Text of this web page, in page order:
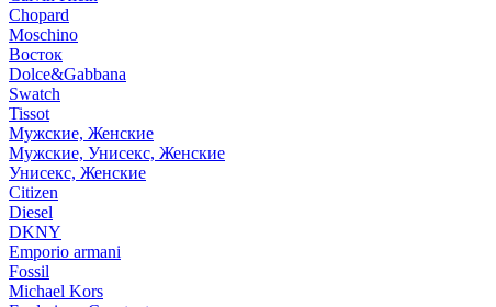
Chopard
Moschino
Восток
Dolce&Gabbana
Swatch
Tissot
Мужские, Женские
Мужские, Унисекс, Женские
Унисекс, Женские
Citizen
Diesel
DKNY
Emporio armani
Fossil
Michael Kors